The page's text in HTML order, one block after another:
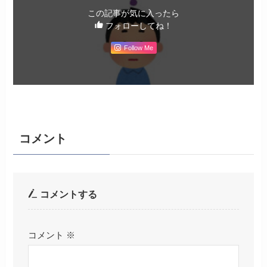
この記事が気に入ったら
フォローしてね！
Follow Me
コメント
コメントする
コメント ※